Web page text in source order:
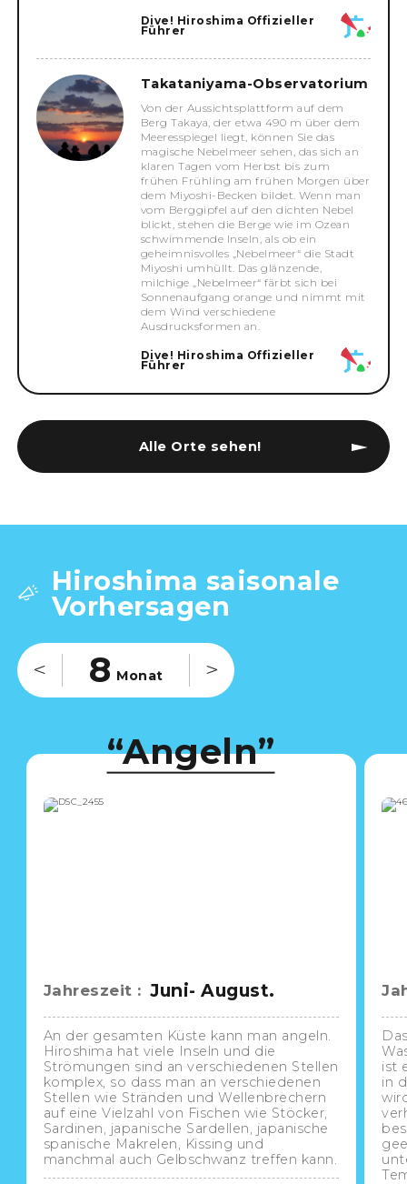
Dive! Hiroshima Offizieller
Führer
Takataniyama-Observatorium
Von der Aussichtsplattform auf dem
Berg Takaya, der etwa 490 m über dem
Meeresspiegel liegt, können Sie das
magische Nebelmeer sehen, das sich an
klaren Tagen vom Herbst bis zum
frühen Frühling am frühen Morgen über
dem Miyoshi-Becken bildet. Wenn man
vom Berggipfel auf den dichten Nebel
blickt, stehen die Berge wie im Ozean
schwimmende Inseln, als ob ein
geheimnisvolles „Nebelmeer“ die Stadt
Miyoshi umhüllt. Das glänzende,
milchige „Nebelmeer“ färbt sich bei
Sonnenaufgang orange und nimmt mit
dem Wind verschiedene
Ausdrucksformen an.
Dive! Hiroshima Offizieller
Führer
Alle Orte sehen!
Hiroshima saisonale
Vorhersagen
8 Monat
“Angeln”
Jahreszeit : Juni- August.
An der gesamten Küste kann man angeln.
Hiroshima hat viele Inseln und die
Strömungen sind an verschiedenen Stellen
komplex, so dass man an verschiedenen
Stellen wie Stränden und Wellenbrechern
auf eine Vielzahl von Fischen wie Stöcker,
Sardinen, japanische Sardellen, japanische
spanische Makrelen, Kissing und
manchmal auch Gelbschwanz treffen kann.
ist
in